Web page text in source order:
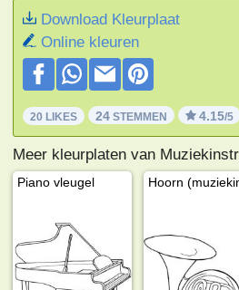
Download Kleurplaat
Online kleuren
20 LIKES 24 STEMMEN 4.15/5
Meer kleurplaten van
Piano vleugel